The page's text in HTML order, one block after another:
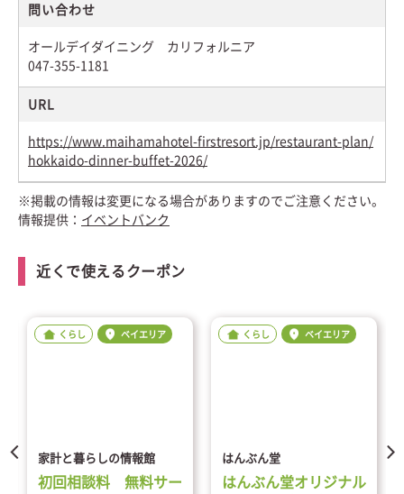
問い合わせ
オールデイダイニング カリフォルニア
047-355-1181
URL
https://www.maihamahotel-firstresort.jp/restaurant-plan/
hokkaido-dinner-buffet-2026/
※掲載の情報は変更になる場合がありますのでご注意ください。
情報提供： イベントバンク
近くで使えるクーポン
くらし ベイエリア
家計と暮らしの情報館
初回相談料 無料サー
くらし ベイエリア
はんぶん堂
はんぶん堂オリジナル